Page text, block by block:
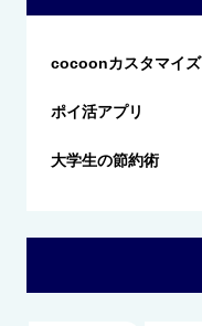
cocoonカスタマイズ
ポイ活アプリ
大学生の節約術